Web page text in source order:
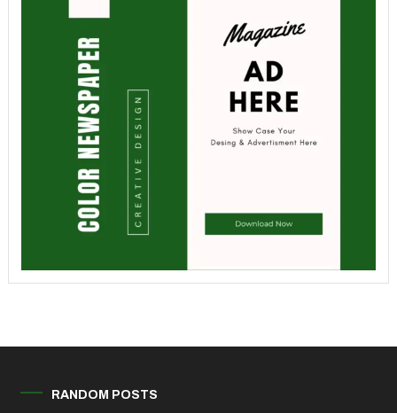
RANDOM POSTS